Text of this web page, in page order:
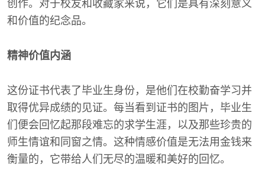
创作。对于校友和收藏家来说，它们是具有深刻意义
和价值的纪念品。
精神价值内涵
这份证书代表了毕业生身份，是他们在校勤奋学习并
取得优异成绩的见证。每当看到证书的图片，毕业生
们便会回忆起那段难忘的求学生涯，以及那些珍贵的
师生情谊和同窗之情。这种情感价值是无法用金钱来
衡量的，它带给人们无尽的温暖和美好的回忆。